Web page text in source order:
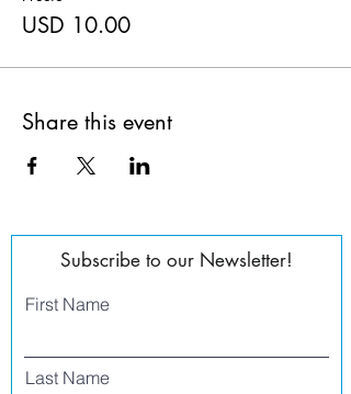
USD 10.00
Share this event
Subscribe to our Newsletter!
First Name
Last Name